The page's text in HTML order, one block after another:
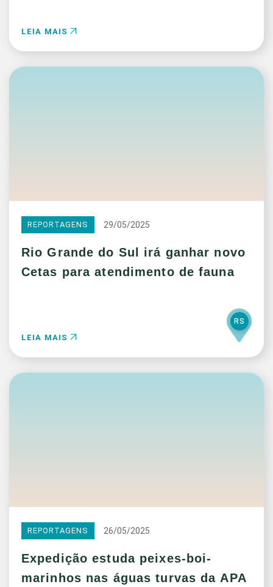
LEIA MAIS
REPORTAGENS 29/05/2025
Rio Grande do Sul irá ganhar novo
Cetas para atendimento de fauna
LEIA MAIS
RS
REPORTAGENS 26/05/2025
Expedição estuda peixes-boi-
marinhos nas águas turvas da APA